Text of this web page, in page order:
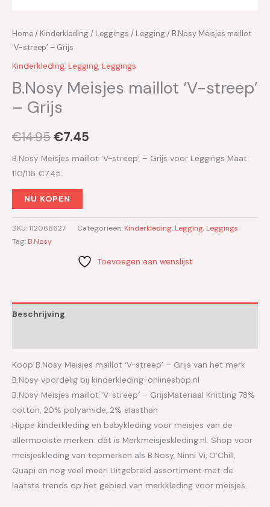
Home/ Kinderkleding/ Leggings / Legging/ B.Nosy Meisjes maillot
‘V-streep’ – Grijs
Kinderkleding, Legging, Leggings
B.Nosy Meisjes maillot ‘V-streep’
– Grijs
€14.95€7.45
B.Nosy Meisjes maillot ‘V-streep’ – Grijs voor Leggings Maat
110/116 €7.45
NU KOPEN
SKU:112068627 Categorieën: Kinderkleding, Legging, Leggings
Tag: B.Nosy
Toevoegen aan wenslijst
Beschrijving
Koop B.Nosy Meisjes maillot ‘V-streep’ – Grijs van het merk
B.Nosy voordelig bij kinderkleding-onlineshop.nl
B.Nosy Meisjes maillot ‘V-streep’ – GrijsMateriaal Knitting 78%
cotton, 20% polyamide, 2% elasthan
Hippe kinderkleding en babykleding voor meisjes van de
allermooiste merken: dát is Merkmeisjeskleding.nl. Shop voor
meisjeskleding van topmerken als B.Nosy, Ninni Vi, O’Chill,
Quapi en nog veel meer! Uitgebreid assortiment met de
laatste trends op het gebied van merkkleding voor meisjes.